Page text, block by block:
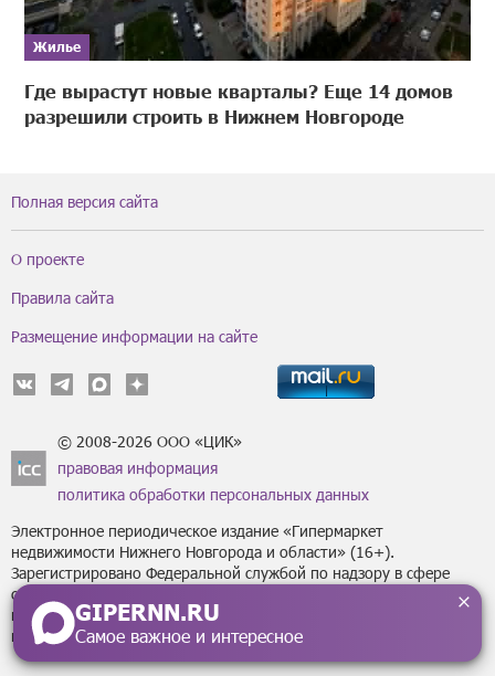
Жилье
Где вырастут новые кварталы? Еще 14 домов
разрешили строить в Нижнем Новгороде
GIPERNN.RU
Самое важное и интересное
Полная версия сайта
О проекте
Правила сайта
Размещение информации на сайте
© 2008-2026 ООО «ЦИК»
правовая информация
политика обработки персональных данных
Электронное периодическое издание «Гипермаркет
недвижимости Нижнего Новгорода и области» (16+).
Зарегистрировано Федеральной службой по надзору в сфере
связи, информационных технологий
и массовых коммуникаций (Роскомнадзор) за регистрационным
номером Эл № ФС77-43795 от 07 февраля 2011 г.